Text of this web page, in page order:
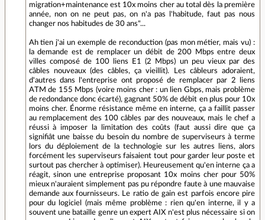
migration+maintenance est 10x moins cher au total dès la première
année, non on ne peut pas, on n'a pas l'habitude, faut pas nous
changer nos habitudes de 30 ans"...
Ah tien j'ai un exemple de reconduction (pas mon métier, mais vu) :
la demande est de remplacer un débit de 200 Mbps entre deux
villes composé de 100 liens E1 (2 Mbps) un peu vieux par des
câbles nouveaux (des câbles, ça vieillit). Les câbleurs adoraient,
d'autres dans l'entreprise ont proposé de remplacer par 2 liens
ATM de 155 Mbps (voire moins cher : un lien Gbps, mais problème
de redondance donc écarté), gagnant 50% de débit en plus pour 10x
moins cher. Énorme résistance même en interne, ça a faillit passer
au remplacement des 100 câbles par des nouveaux, mais le chef a
réussi à imposer la limitation des coûts (faut aussi dire que ça
signifiât une baisse du besoin du nombre de superviseurs à terme
lors du déploiement de la technologie sur les autres liens, alors
forcément les superviseurs faisaient tout pour garder leur poste et
surtout pas chercher à optimiser). Heureusement qu'en interne ça a
réagit, sinon une entreprise proposant 10x moins cher pour 50%
mieux n'auraient simplement pas pu répondre faute à une mauvaise
demande aux fournisseurs. Le ratio de gain est parfois encore pire
pour du logiciel (mais même problème : rien qu'en interne, il y a
souvent une bataille genre un expert AIX n'est plus nécessaire si on